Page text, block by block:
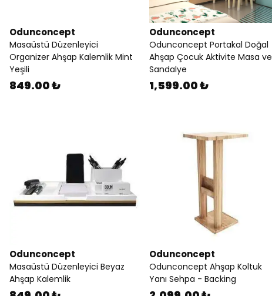
Odunconcept
Masaüstü Düzenleyici
Organizer Ahşap Kalemlik Mint
Yeşili
849.00 ₺
Odunconcept
Odunconcept Portakal Doğal
Ahşap Çocuk Aktivite Masa ve
Sandalye
1,599.00 ₺
Odunconcept
Masaüstü Düzenleyici Beyaz
Ahşap Kalemlik
Odunconcept
Odunconcept Ahşap Koltuk
Yanı Sehpa - Backing